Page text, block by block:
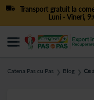
Transport gratuit la
Luni - Vineri,
Catena Pas cu Pas ❯ Blog ❯ Ce